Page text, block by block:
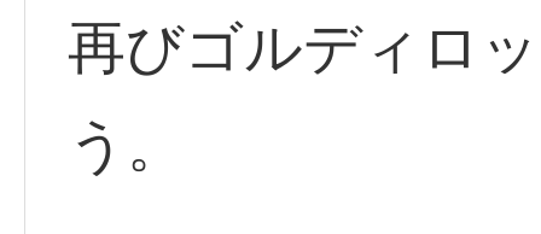
再びゴルディロ
う。